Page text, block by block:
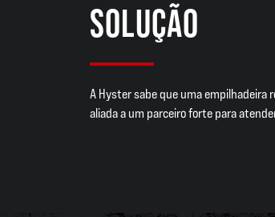
SOLUÇÃO
A Hyster sabe que uma empilhadeira
aliada a um parceiro forte para